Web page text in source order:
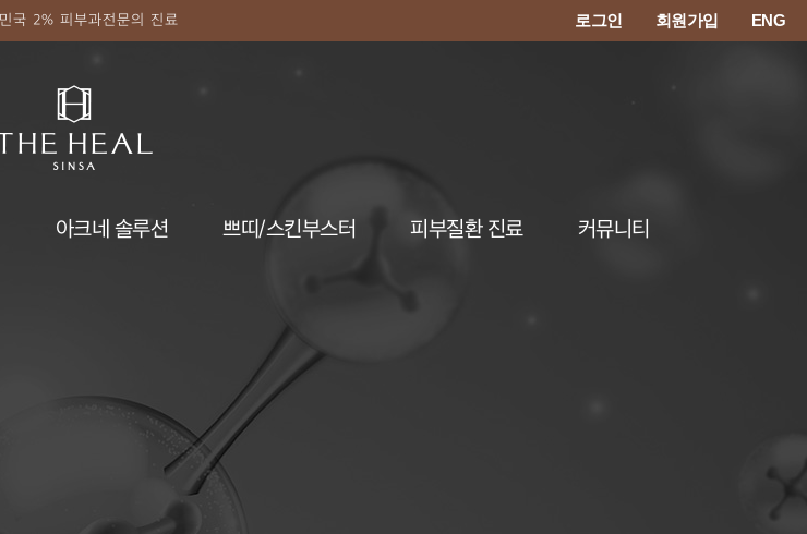
국 2% 피부과전문의 진료 로그인 회원가입 ENG
아크네 솔루션 쁘띠/스킨부스터 피부질환 진료 커뮤니티